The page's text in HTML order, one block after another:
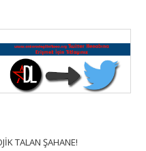
TALAN ŞAHANE!